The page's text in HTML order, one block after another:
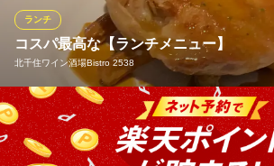
平城苑 千住曙町店
黒毛和牛/国産牛焼肉店
東武伊勢崎線（東武スカイツリーライン）堀
東京都足立区千住曙町37-33
また、サンドイッチやトースト、デザートな
◎
北千住 7th Chord‐セブンスコード
北千住×音楽×お酒
ＪＲ常磐線北千住駅東口 徒歩1分
東京都足立区千住旭町41-8
コスパ最高な【ランチメニュー】
北千住ワイン酒場Bistro 2538
ランチ
土日祝限定の【ビストロランチ】は『前菜盛
放題＋ミニデザート付』のお得なランチ。
イン煮込みランチ・お魚ランチ・お肉ランチ